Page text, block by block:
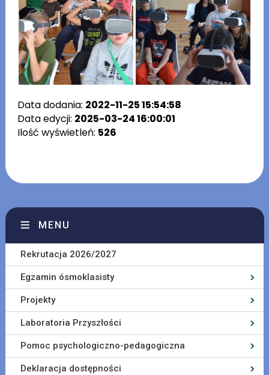
Data dodania: 2022-11-25 15:54:58
Data edycji: 2025-03-24 16:00:01
Ilość wyświetleń: 526
MENU
Rekrutacja 2026/2027
Egzamin ósmoklasisty
Projekty
Laboratoria Przyszłości
Pomoc psychologiczno-pedagogiczna
Deklaracja dostępności